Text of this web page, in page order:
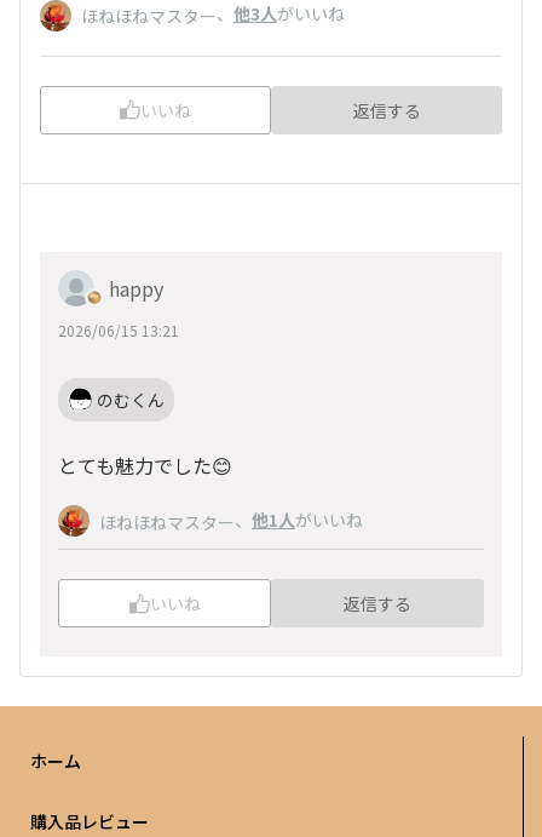
ほねほねマスター、 他3人がいいね
いいね 返信する
happy
2026/06/15 13:21
のむくん
とても魅力でした😊
ほねほねマスター、 他1人がいいね
いいね 返信する
ホーム
購入品レビュー